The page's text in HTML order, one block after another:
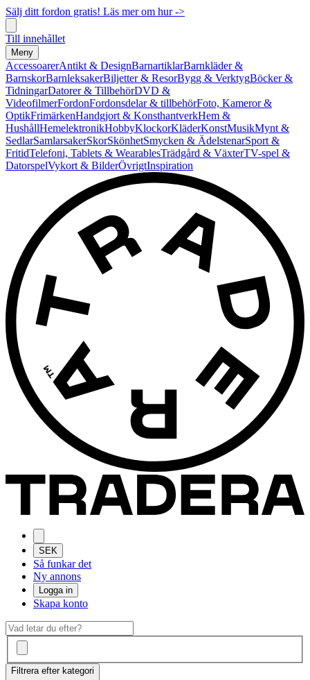
Sälj ditt fordon gratis! Läs mer om hur ->
Till innehållet
Meny
AccessoarerAntikt & DesignBarnartiklarBarnkläder &
BarnskorBarnleksakerBiljetter & ResorBygg & VerktygBöcker &
TidningarDatorer & TillbehörDVD &
VideofilmerFordonFordonsdelar & tillbehörFoto, Kameror &
OptikFrimärkenHandgjort & KonsthantverkHem &
HushållHemelektronikHobbyKlockorKläderKonstMusikMynt &
SedlarSamlarsakerSkorSkönhetSmycken & ÄdelstenarSport &
FritidTelefoni, Tablets & WearablesTrädgård & VäxterTV-spel &
DatorspelVykort & BilderÖvrigtInspiration
SEK
Så funkar det
Ny annons
Logga in
Skapa konto
Filtrera efter kategori